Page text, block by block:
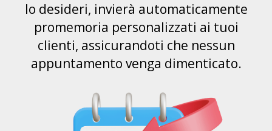
lo desideri, invierà automaticamente
promemoria personalizzati ai tuoi
clienti, assicurandoti che nessun
appuntamento venga dimenticato.